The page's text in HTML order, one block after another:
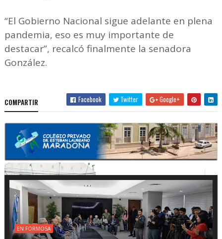
“El Gobierno Nacional sigue adelante en plena
pandemia, eso es muy importante de
destacar”, recalcó finalmente la senadora
González.
COMPARTIR Facebook Twitter Google+
EN FORMOSA